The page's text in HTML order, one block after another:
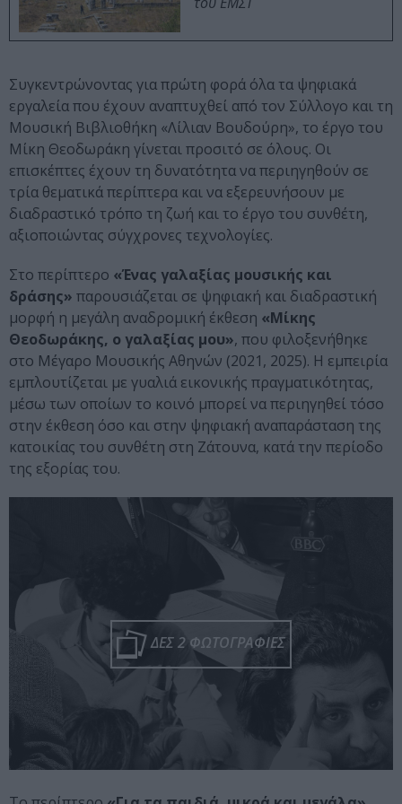
Συγκεντρώνοντας για πρώτη φορά όλα τα ψηφιακά
εργαλεία που έχουν αναπτυχθεί από τον Σύλλογο και τη
Μουσική Βιβλιοθήκη «Λίλιαν Βουδούρη», το έργο του
Μίκη Θεοδωράκη γίνεται προσιτό σε όλους. Οι
επισκέπτες έχουν τη δυνατότητα να περιηγηθούν σε
τρία θεματικά περίπτερα και να εξερευνήσουν με
διαδραστικό τρόπο τη ζωή και το έργο του συνθέτη,
αξιοποιώντας σύγχρονες τεχνολογίες.
Στο περίπτερο «Ένας γαλαξίας μουσικής και
δράσης» παρουσιάζεται σε ψηφιακή και διαδραστική
μορφή η μεγάλη αναδρομική έκθεση «Μίκης
Θεοδωράκης, ο γαλαξίας μου», που φιλοξενήθηκε
στο Μέγαρο Μουσικής Αθηνών (2021, 2025). Η εμπειρία
εμπλουτίζεται με γυαλιά εικονικής πραγματικότητας,
μέσω των οποίων το κοινό μπορεί να περιηγηθεί τόσο
στην έκθεση όσο και στην ψηφιακή αναπαράσταση της
κατοικίας του συνθέτη στη Ζάτουνα, κατά την περίοδο
της εξορίας του.
ΔΕΣ 2 ΦΩΤΟΓΡΑΦΙΕΣ